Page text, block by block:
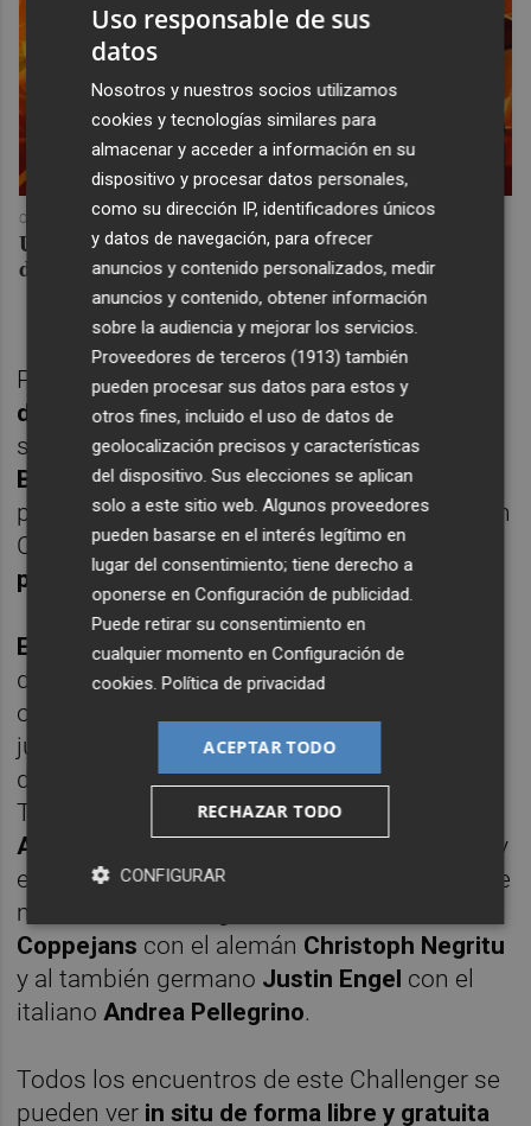
COREPUNK MMORPG
Un verdadero MMORPG de la vieja escuela ¡Cómo los
de antes, pero mejor!
Por su parte, el austríacoSebastian Ofner
de 29 añosy que es el cuarto cabeza de
serie, se deshizo del italianoRaúl
Brancaccio, otro jugador de la entidad local,
por
6-0 y 6-4. Tras ese triunfo se cruzará con
Carballés,de 32y que fue elvencedor de la
primera edición de este torneo en 2019
Este jueves, que es día festivo, se
disputarán los otros cuatro encuentros de
octavos con
jugando frente al británicoFelix Gill
duelo a priori más atractivo de la jornada.
También disputará su partido el madrileño
Alejandro Morocontra el belgaGilles Bailly
y
el programa también ofrece los choques que
medirán a otro belga como
Coppejans con el alemán Christoph Negritu
y al también germano Justin Engel con el
italianoAndrea Pellegrino.
Todos los encuentros de este Challenger se
pueden ver in situ de forma libre y gratuita
Uso responsable de sus
datos
Nosotros y nuestros socios utilizamos
cookies y tecnologías similares para
almacenar y acceder a información en su
dispositivo y procesar datos personales,
como su dirección IP, identificadores únicos
y datos de navegación, para ofrecer
anuncios y contenido personalizados, medir
anuncios y contenido, obtener información
sobre la audiencia y mejorar los servicios.
Proveedores de terceros (1913) también
pueden procesar sus datos para estos y
otros fines, incluido el uso de datos de
geolocalización precisos y características
del dispositivo. Sus elecciones se aplican
solo a este sitio web. Algunos proveedores
pueden basarse en el interés legítimo en
lugar del consentimiento; tiene derecho a
oponerse enConfiguración de publicidad
Puede retirar su consentimiento en
cualquier momento enConfiguración de
cookies .Política de privacidad
ACEPTAR TODO
RECHAZAR TODO
CONFIGURAR